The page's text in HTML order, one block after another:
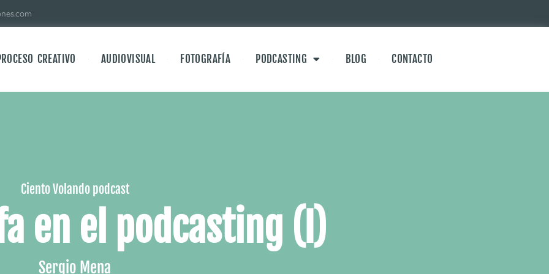
CREATIVO AUDIOVISUAL FOTOGRAFÍA PODCASTING BLOG CONTACTO
Ciento Volando podcast
en el podcasting (I)
Sergio Mena